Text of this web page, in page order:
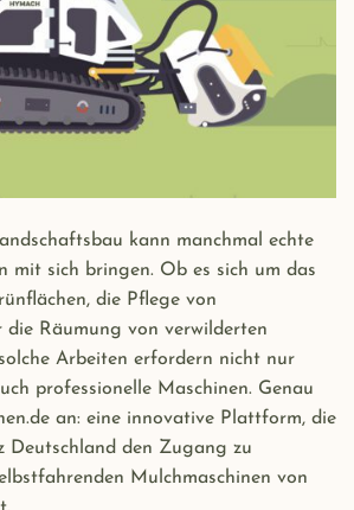
kann manchmal echte
mit sich bringen. Ob es sich um das
die Pflege von
die Räumung von verwilderten
Arbeiten erfordern nicht nur
professionelle Maschinen. Genau
an: eine innovative Plattform, die
Deutschland den Zugang zu
Mulchmaschinen von